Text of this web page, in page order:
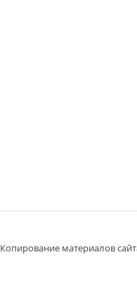
Копирование материалов